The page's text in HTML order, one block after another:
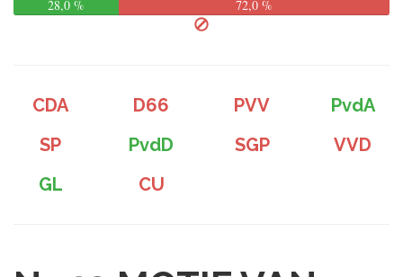
28,0 %
72,0 %
CDA D66 PVV
PvdA
SP
PvdD SGP
VVD
GL
CU